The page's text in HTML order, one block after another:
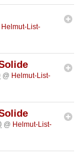
Helmut-List-
@ Helmut-List-
@ Helmut-List-